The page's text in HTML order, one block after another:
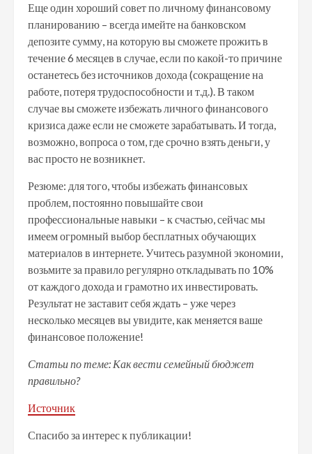
Еще один хороший совет по личному финансовому
планированию – всегда имейте на банковском
депозите сумму, на которую вы сможете прожить в
течение 6 месяцев в случае, если по какой-то причине
останетесь без источников дохода (сокращение на
работе, потеря трудоспособности и т.д.). В таком
случае вы сможете избежать личного финансового
кризиса даже если не сможете зарабатывать. И тогда,
возможно, вопроса о том, где срочно взять деньги, у
вас просто не возникнет.
Резюме: для того, чтобы избежать финансовых
проблем, постоянно повышайте свои
профессиональные навыки – к счастью, сейчас мы
имеем огромный выбор бесплатных обучающих
материалов в интернете. Учитесь разумной экономии,
возьмите за правило регулярно откладывать по 10%
от каждого дохода и грамотно их инвестировать.
Результат не заставит себя ждать – уже через
несколько месяцев вы увидите, как меняется ваше
финансовое положение!
Статьи по теме: Как вести семейный бюджет
правильно?
Источник
Спасибо за интерес к публикации!